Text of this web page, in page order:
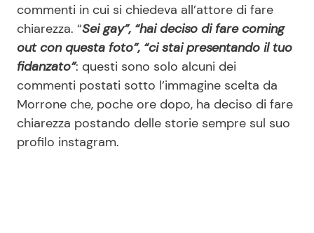
Info
Chi siamo
Disclaimer e Privacy
Redazione
Contattaci
commenti in cui si chiedeva all’attore di fare
chiarezza. “Sei gay”, “hai deciso di fare coming
out con questa foto”, “ci stai presentando il tuo
fidanzato”: questi sono solo alcuni dei
commenti postati sotto l’immagine scelta da
Morrone che, poche ore dopo, ha deciso di fare
chiarezza postando delle storie sempre sul suo
profilo instagram.